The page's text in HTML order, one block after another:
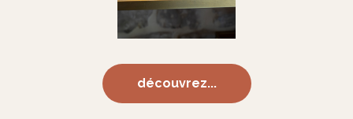
découvrez...